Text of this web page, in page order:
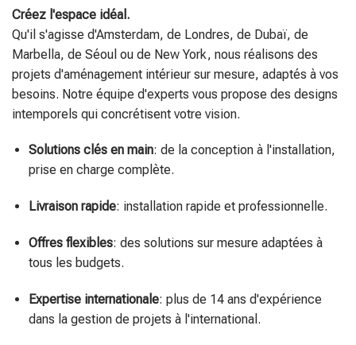
Créez l'espace idéal.
Qu'il s'agisse d'Amsterdam, de Londres, de Dubaï, de
Marbella, de Séoul ou de New York, nous réalisons des
projets d'aménagement intérieur sur mesure, adaptés à vos
besoins. Notre équipe d'experts vous propose des designs
intemporels qui concrétisent votre vision.
Solutions clés en main: de la conception à l'installation,
prise en charge complète.
Livraison rapide: installation rapide et professionnelle.
Offres flexibles: des solutions sur mesure adaptées à
tous les budgets.
Expertise internationale: plus de 14 ans d'expérience
dans la gestion de projets à l'international.